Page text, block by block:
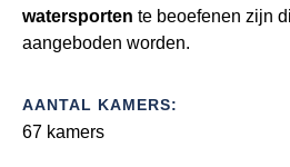
watersporten te beoefenen zijn
aangeboden worden.
AANTAL KAMERS:
67 kamers